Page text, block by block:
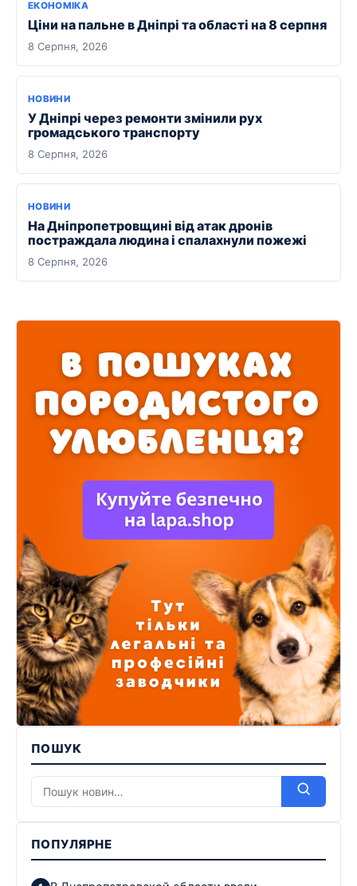
ЕКОНОМІКА
Ціни на пальне в Дніпрі та області на 8 серпня
8 Серпня, 2026
НОВИНИ
У Дніпрі через ремонти змінили рух
громадського транспорту
8 Серпня, 2026
НОВИНИ
На Дніпропетровщині від атак дронів
постраждала людина і спалахнули пожежі
8 Серпня, 2026
ПОШУК
ПОПУЛЯРНЕ